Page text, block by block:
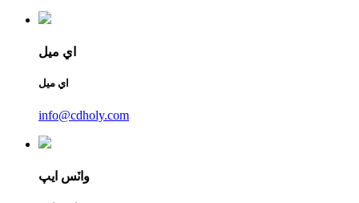
اي ميل
اي ميل
info@cdholy.com
واٽس ايپ